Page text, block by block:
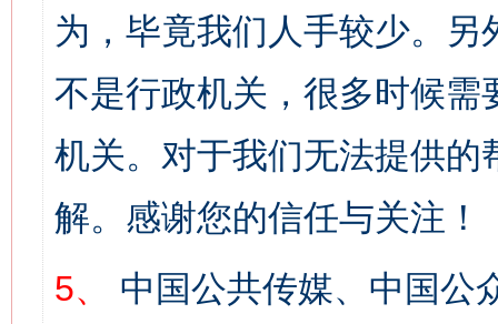
为，毕竟我们人手较少。
不是行政机关，很多时候
机关。对于我们无法提供
解。感谢您的信任与关注！
5、
中国公共传媒、中国公